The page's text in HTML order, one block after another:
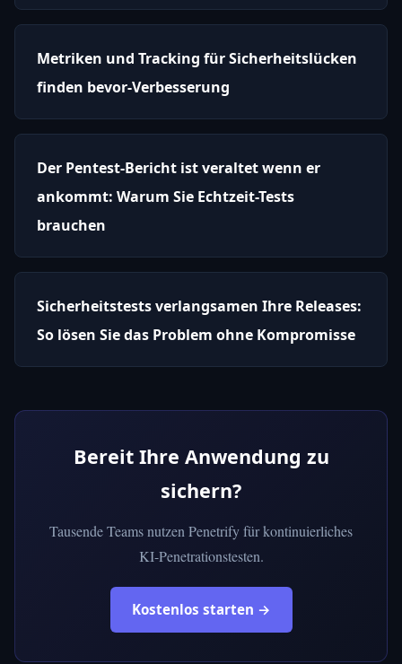
Metriken und Tracking für Sicherheitslücken
finden bevor-Verbesserung
Der Pentest-Bericht ist veraltet wenn er
ankommt: Warum Sie Echtzeit-Tests
brauchen
Sicherheitstests verlangsamen Ihre Releases:
So lösen Sie das Problem ohne Kompromisse
Bereit Ihre Anwendung zu
sichern?
Tausende Teams nutzen Penetrify für kontinuierliches
KI-Penetrationstesten.
Kostenlos starten →